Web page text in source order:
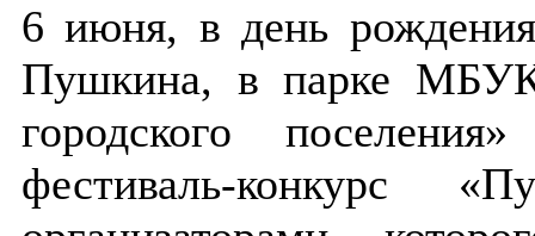
6 июня, в день
Пушкина, в парке
городского
фестиваль-конкурс